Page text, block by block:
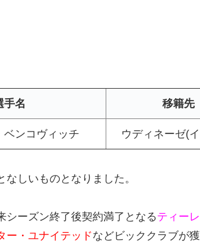
手名 移籍先
ベンコヴィッチ ウディネーゼ(
しいものとなりました。
シーズン終了後契約満了となるティー
ー・ユナイテッドなどビッククラブが